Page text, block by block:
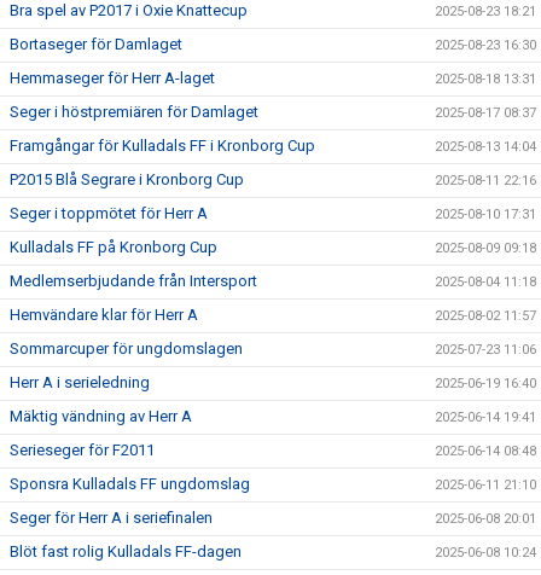
Bra spel av P2017 i Oxie Knattecup 2025-08-23 18:21
Bortaseger för Damlaget 2025-08-23 16:30
Hemmaseger för Herr A-laget 2025-08-18 13:31
Seger i höstpremiären för Damlaget 2025-08-17 08:37
Framgångar för Kulladals FF i Kronborg Cup 2025-08-13 14:04
P2015 Blå Segrare i Kronborg Cup 2025-08-11 22:16
Seger i toppmötet för Herr A 2025-08-10 17:31
Kulladals FF på Kronborg Cup 2025-08-09 09:18
Medlemserbjudande från Intersport 2025-08-04 11:18
Hemvändare klar för Herr A 2025-08-02 11:57
Sommarcuper för ungdomslagen 2025-07-23 11:06
Herr A i serieledning 2025-06-19 16:40
Mäktig vändning av Herr A 2025-06-14 19:41
Serieseger för F2011 2025-06-14 08:48
Sponsra Kulladals FF ungdomslag 2025-06-11 21:10
Seger för Herr A i seriefinalen 2025-06-08 20:01
Blöt fast rolig Kulladals FF-dagen 2025-06-08 10:24